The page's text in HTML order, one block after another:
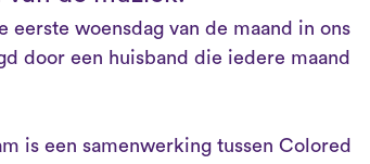
woensdag van de maand in ons
door een huisband die iedere maand
is een samenwerking tussen Colored